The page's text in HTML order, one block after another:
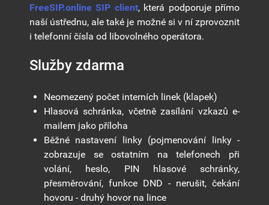
FreeSIP.online SIP client, která podporuje přímo
naší ústřednu, ale také je možné si v ní zprovoznit
i telefonní čísla od libovolného operátora.
Služby zdarma
Neomezený počet interních linek (klapek)
Hlasová schránka, včetně zasílání vzkazů e-
mailem jako příloha
Běžné nastavení linky (pojmenování linky -
zobrazuje se ostatním na telefonech při
volání, heslo, PIN hlasové schránky,
přesměrování, funkce DND - nerušit, čekání
hovoru - druhý hovor na lince